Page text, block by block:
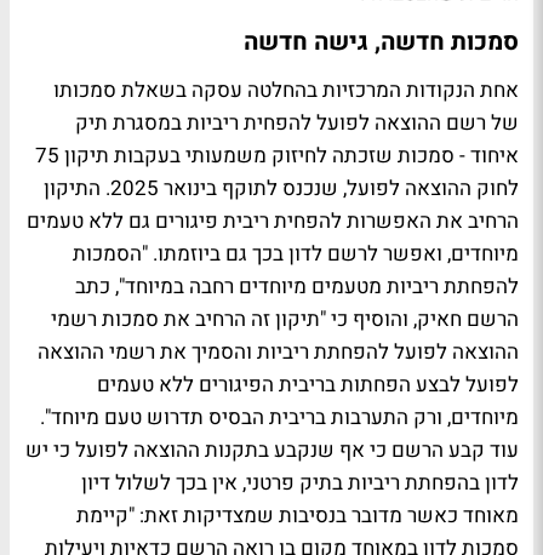
סמכות חדשה, גישה חדשה
אחת הנקודות המרכזיות בהחלטה עסקה בשאלת סמכותו
של רשם ההוצאה לפועל להפחית ריביות במסגרת תיק
איחוד - סמכות שזכתה לחיזוק משמעותי בעקבות תיקון 75
לחוק ההוצאה לפועל, שנכנס לתוקף בינואר 2025. התיקון
הרחיב את האפשרות להפחית ריבית פיגורים גם ללא טעמים
מיוחדים, ואפשר לרשם לדון בכך גם ביוזמתו. "הסמכות
להפחתת ריביות מטעמים מיוחדים רחבה במיוחד", כתב
הרשם חאיק, והוסיף כי "תיקון זה הרחיב את סמכות רשמי
ההוצאה לפועל להפחתת ריביות והסמיך את רשמי ההוצאה
לפועל לבצע הפחתות בריבית הפיגורים ללא טעמים
מיוחדים, ורק התערבות בריבית הבסיס תדרוש טעם מיוחד".
עוד קבע הרשם כי אף שנקבע בתקנות ההוצאה לפועל כי יש
לדון בהפחתת ריביות בתיק פרטני, אין בכך לשלול דיון
מאוחד כאשר מדובר בנסיבות שמצדיקות זאת: "קיימת
סמכות לדון במאוחד מקום בו רואה הרשם כדאיות ויעילות